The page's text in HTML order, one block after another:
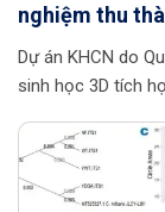
nghiệm thu
Dự án KHCN do
sinh học 3D tích
TS. Đỗ Thọ
Nội chủ trì, đã
thành công.